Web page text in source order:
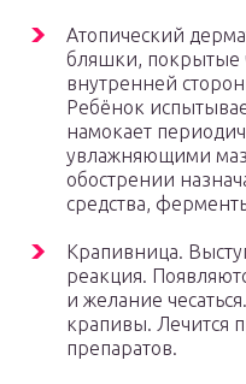
Атопический
бляшки, покрытые
внутренней
Ребёнок
намокает
увлажняющими
обострении
средства,
Крапивница.
реакция.
и желание
крапивы. Лечится
препаратов.